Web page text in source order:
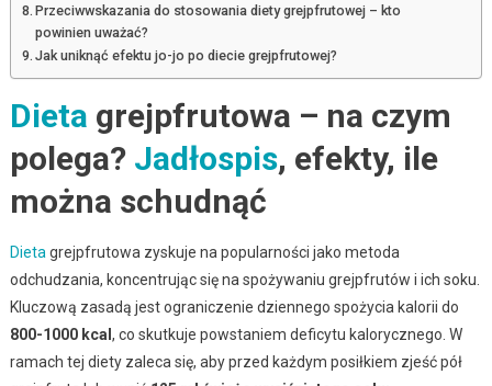
Przeciwwskazania do stosowania diety grejpfrutowej – kto
powinien uważać?
Jak uniknąć efektu jo-jo po diecie grejpfrutowej?
Dieta grejpfrutowa – na czym
polega? Jadłospis, efekty, ile
można schudnąć
Dieta grejpfrutowa zyskuje na popularności jako metoda
odchudzania, koncentrując się na spożywaniu grejpfrutów i ich soku.
Kluczową zasadą jest ograniczenie dziennego spożycia kalorii do
800-1000 kcal , co skutkuje powstaniem deficytu kalorycznego. W
ramach tej diety zaleca się, aby przed każdym posiłkiem zjeść pół